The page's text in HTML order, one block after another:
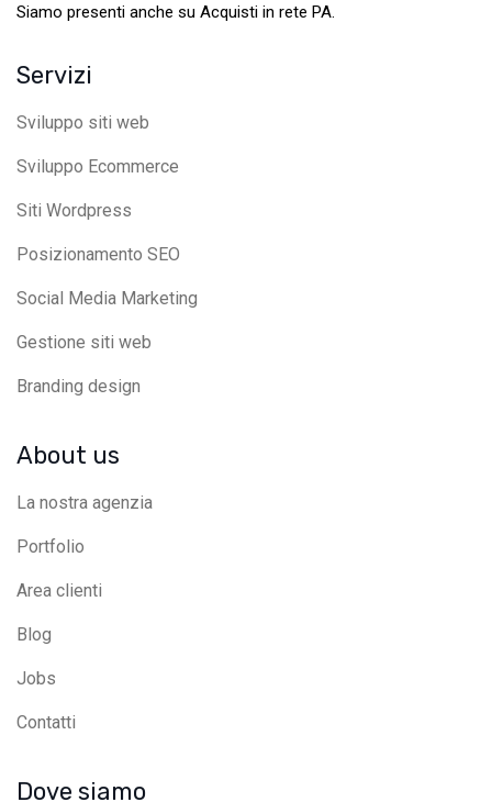
Siamo presenti anche su Acquisti in rete PA.
Servizi
Sviluppo siti web
Sviluppo Ecommerce
Siti Wordpress
Posizionamento SEO
Social Media Marketing
Gestione siti web
Branding design
About us
La nostra agenzia
Portfolio
Area clienti
Blog
Jobs
Contatti
Dove siamo